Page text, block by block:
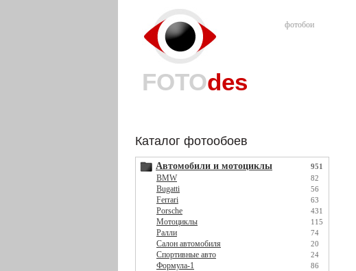
фотобои
FOTOdes
Каталог фотообоев
Автомобили и мотоциклы 951
BMW 82
Bugatti 56
Ferrari 63
Porsche 431
Мотоциклы 115
Ралли 74
Салон автомобиля 20
Спортивные авто 24
Формула-1 86